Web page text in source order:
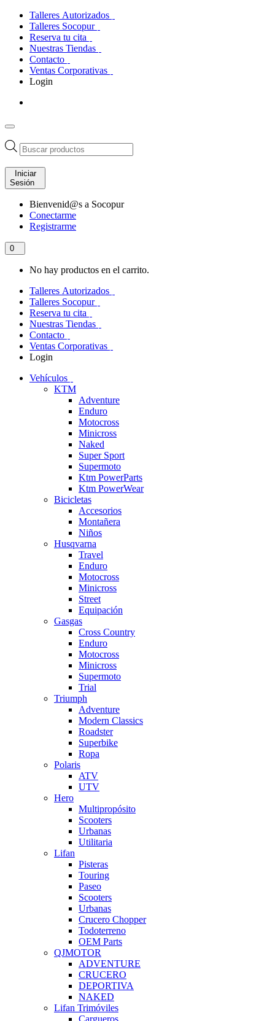
Talleres Autorizados
Talleres Socopur
Reserva tu cita
Nuestras Tiendas
Contacto
Ventas Corporativas
Login
Búsqueda
de
productos
Iniciar
Sesión
Bienvenid@s a Socopur
Conectarme
Registrarme
0
No hay productos en el carrito.
Talleres Autorizados
Talleres Socopur
Reserva tu cita
Nuestras Tiendas
Contacto
Ventas Corporativas
Login
Vehículos
KTM
Adventure
Enduro
Motocross
Minicross
Naked
Super Sport
Supermoto
Ktm PowerParts
Ktm PowerWear
Bicicletas
Accesorios
Montañera
Niños
Husqvarna
Travel
Enduro
Motocross
Minicross
Street
Equipación
Gasgas
Cross Country
Enduro
Motocross
Minicross
Supermoto
Trial
Triumph
Adventure
Modern Classics
Roadster
Superbike
Ropa
Polaris
ATV
UTV
Hero
Multipropósito
Scooters
Urbanas
Utilitaria
Lifan
Pisteras
Touring
Paseo
Scooters
Urbanas
Crucero Chopper
Todoterreno
OEM Parts
QJMOTOR
ADVENTURE
CRUCERO
DEPORTIVA
NAKED
Lifan Trimóviles
Cargueros